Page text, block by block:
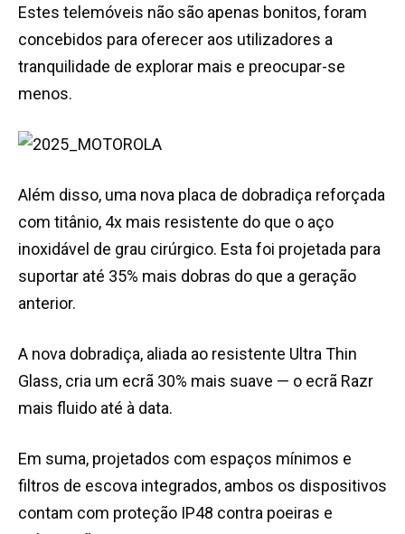
Estes telemóveis não são apenas bonitos, foram
concebidos para oferecer aos utilizadores a
tranquilidade de explorar mais e preocupar-se
menos.
Além disso, uma nova placa de dobradiça reforçada
com titânio, 4x mais resistente do que o aço
inoxidável de grau cirúrgico. Esta foi projetada para
suportar até 35% mais dobras do que a geração
anterior.
A nova dobradiça, aliada ao resistente Ultra Thin
Glass, cria um ecrã 30% mais suave — o ecrã Razr
mais fluido até à data.
Em suma, projetados com espaços mínimos e
filtros de escova integrados, ambos os dispositivos
contam com proteção IP48 contra poeiras e